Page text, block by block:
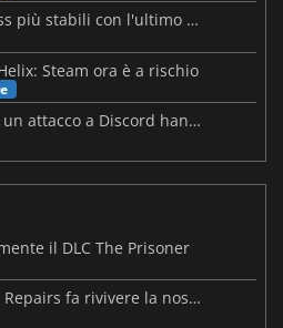
Palworld: Sunreach e boss più stabili con l'ultimo update
Steam ora è a rischio
Le mappe dei malware e un attacco a Discord hanno colpito Meccha Chameleon
il DLC The Prisoner
ReStory: Chill Electronics Repairs fa rivivere la nostalgia degli anni 2000